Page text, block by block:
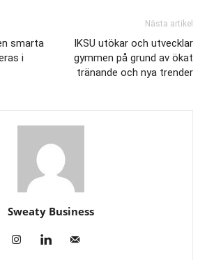
smarta
i
Nästa artikel
IKSU utökar och utvecklar
gymmen på grund av ökat
tränande och nya trender
Sweaty Business